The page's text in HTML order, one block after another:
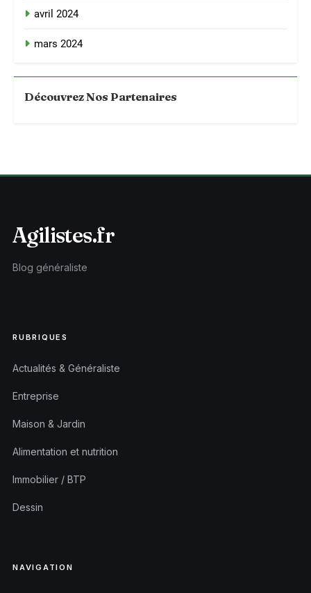
avril 2024
mars 2024
Découvrez Nos Partenaires
Agilistes.fr
Blog généraliste
RUBRIQUES
Actualités & Généraliste
Entreprise
Maison & Jardin
Alimentation et nutrition
Immobilier / BTP
Dessin
NAVIGATION